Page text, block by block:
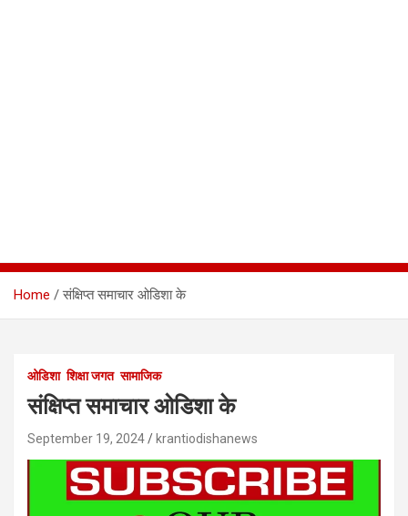
Home संक्षिप्त समाचार ओडिशा के
ओडिशा शिक्षा जगत सामाजिक
संक्षिप्त समाचार ओडिशा के
September 19, 2024 krantiodishanews